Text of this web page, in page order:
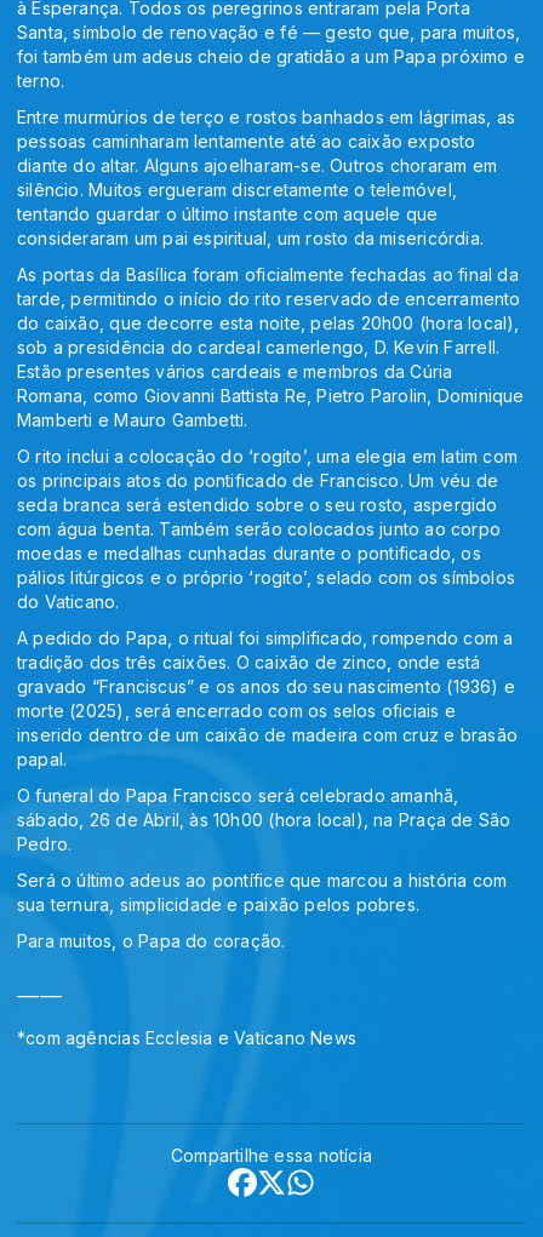
à Esperança. Todos os peregrinos entraram pela Porta
Santa, símbolo de renovação e fé — gesto que, para muitos,
foi também um adeus cheio de gratidão a um Papa próximo e
terno.
Entre murmúrios de terço e rostos banhados em lágrimas, as
pessoas caminharam lentamente até ao caixão exposto
diante do altar. Alguns ajoelharam-se. Outros choraram em
silêncio. Muitos ergueram discretamente o telemóvel,
tentando guardar o último instante com aquele que
consideraram um pai espiritual, um rosto da misericórdia.
As portas da Basílica foram oficialmente fechadas ao final da
tarde, permitindo o início do rito reservado de encerramento
do caixão, que decorre esta noite, pelas 20h00 (hora local),
sob a presidência do cardeal camerlengo, D. Kevin Farrell.
Estão presentes vários cardeais e membros da Cúria
Romana, como Giovanni Battista Re, Pietro Parolin, Dominique
Mamberti e Mauro Gambetti.
O rito inclui a colocação do ‘rogito’, uma elegia em latim com
os principais atos do pontificado de Francisco. Um véu de
seda branca será estendido sobre o seu rosto, aspergido
com água benta. Também serão colocados junto ao corpo
moedas e medalhas cunhadas durante o pontificado, os
pálios litúrgicos e o próprio ‘rogito’, selado com os símbolos
do Vaticano.
A pedido do Papa, o ritual foi simplificado, rompendo com a
tradição dos três caixões. O caixão de zinco, onde está
gravado “Franciscus” e os anos do seu nascimento (1936) e
morte (2025), será encerrado com os selos oficiais e
inserido dentro de um caixão de madeira com cruz e brasão
papal.
O funeral do Papa Francisco será celebrado amanhã,
sábado, 26 de Abril, às 10h00 (hora local), na Praça de São
Pedro.
Será o último adeus ao pontífice que marcou a história com
sua ternura, simplicidade e paixão pelos pobres.
Para muitos, o Papa do coração.
*com agências Ecclesia e Vaticano News
Compartilhe essa notícia